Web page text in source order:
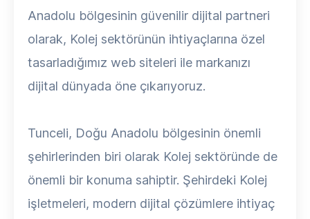
Anadolu bölgesinin güvenilir dijital partneri
olarak, Kolej sektörünün ihtiyaçlarına özel
tasarladığımız web siteleri ile markanızı
dijital dünyada öne çıkarıyoruz.
Tunceli, Doğu Anadolu bölgesinin önemli
şehirlerinden biri olarak Kolej sektöründe de
önemli bir konuma sahiptir. Şehirdeki Kolej
işletmeleri, modern dijital çözümlere ihtiyaç